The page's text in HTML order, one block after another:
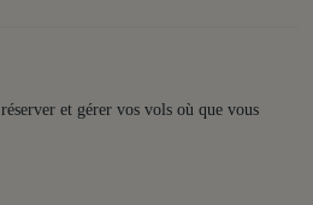
et gérer vos vols où que vous